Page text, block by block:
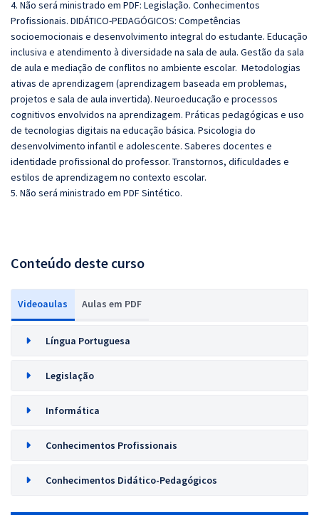
4. Não será ministrado em PDF: Legislação. Conhecimentos
Profissionais. DIDÁTICO-PEDAGÓGICOS: Competências
socioemocionais e desenvolvimento integral do estudante. Educação
inclusiva e atendimento à diversidade na sala de aula. Gestão da sala
de aula e mediação de conflitos no ambiente escolar. Metodologias
ativas de aprendizagem (aprendizagem baseada em problemas,
projetos e sala de aula invertida). Neuroeducação e processos
cognitivos envolvidos na aprendizagem. Práticas pedagógicas e uso
de tecnologias digitais na educação básica. Psicologia do
desenvolvimento infantil e adolescente. Saberes docentes e
identidade profissional do professor. Transtornos, dificuldades e
estilos de aprendizagem no contexto escolar.
5. Não será ministrado em PDF Sintético.
Conteúdo deste curso
Videoaulas Aulas em PDF
Língua Portuguesa
Legislação
Informática
Conhecimentos Profissionais
Conhecimentos Didático-Pedagógicos